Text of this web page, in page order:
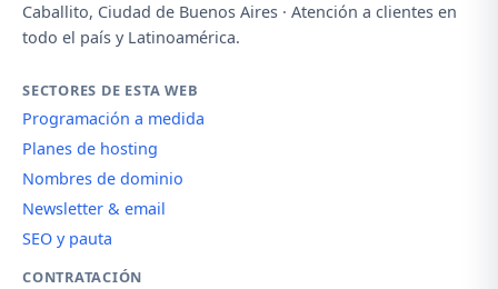
Caballito, Ciudad de Buenos Aires · Atención a clientes en
todo el país y Latinoamérica.
SECTORES DE ESTA WEB
Programación a medida
Planes de hosting
Nombres de dominio
Newsletter & email
SEO y pauta
CONTRATACIÓN